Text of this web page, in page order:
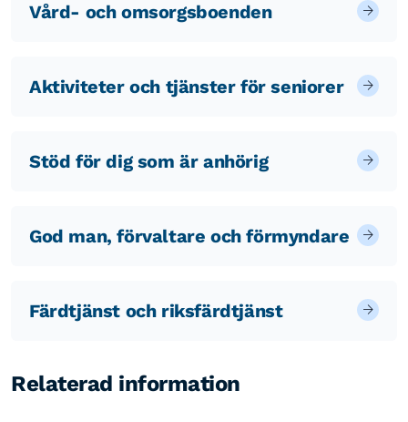
Vård- och omsorgsboenden
Aktiviteter och tjänster för seniorer
Stöd för dig som är anhörig
God man, förvaltare och förmyndare
Färdtjänst och riksfärdtjänst
Relaterad information